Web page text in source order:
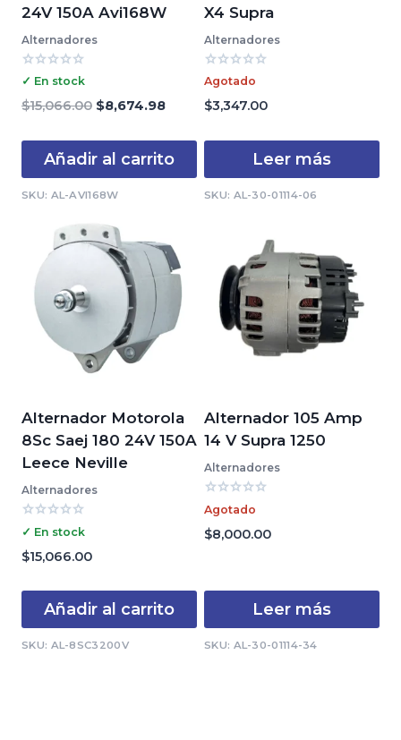
24V 150A Avi168W
Alternadores
Valorado
0
de
✓ En stock
$15,066.00 El
era:
$8,674.98El
actual
es:
Añadir al carrito
SKU: AL-AVI168W
X4 Supra
Alternadores
Valorado
con
0
de
Agotado
$3,347.00
Leer más
SKU: AL-30-01114-06
Alternador Motorola
8Sc Saej 180 24V 150A
Leece Neville
Alternadores
Valorado
0
de
✓ En stock
$15,066.00
Añadir al carrito
SKU: AL-8SC3200V
Alternador 105 Amp
14 V Supra 1250
Alternadores
Valorado
con
0
de
Agotado
$8,000.00
Leer más
SKU: AL-30-01114-34